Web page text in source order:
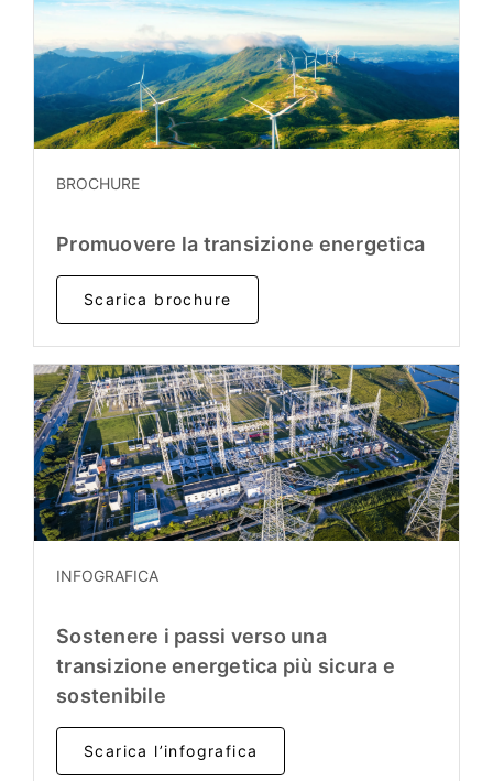
BROCHURE
Promuovere la transizione energetica
Scarica brochure
INFOGRAFICA
Sostenere i passi verso una
transizione energetica più sicura e
sostenibile
Scarica l’infografica